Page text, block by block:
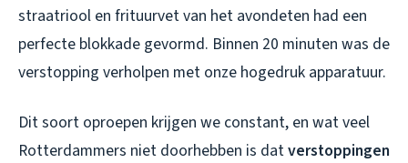
straatriool en frituurvet van het avondeten had een
perfecte blokkade gevormd. Binnen 20 minuten was de
verstopping verholpen met onze hogedruk apparatuur.
Dit soort oproepen krijgen we constant, en wat veel
Rotterdammers niet doorhebben is datverstoppingen